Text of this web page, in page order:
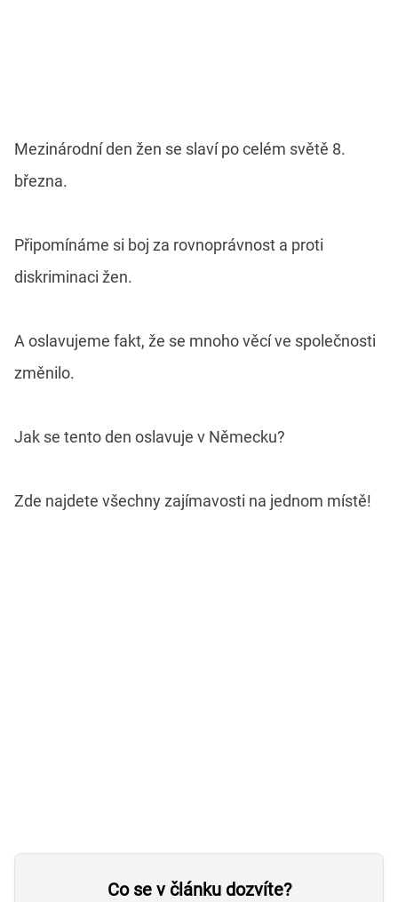
Mezinárodní den žen se slaví po celém světě 8.
března.
Připomínáme si boj za rovnoprávnost a proti
diskriminaci žen.
A oslavujeme fakt, že se mnoho věcí ve společnosti
změnilo.
Jak se tento den oslavuje v Německu?
Zde najdete všechny zajímavosti na jednom místě!
Co se v článku dozvíte?